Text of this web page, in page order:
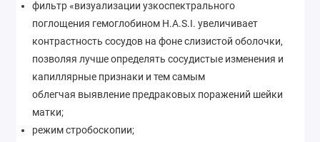
фильтр «визуализации узкоспектрального
поглощения гемоглобином H.A.S.I. увеличивает
контрастность сосудов на фоне слизистой оболочки,
позволяя лучше определять сосудистые изменения и
капиллярные признаки и тем самым
облегчая выявление предраковых поражений шейки
матки;
режим стробоскопии;